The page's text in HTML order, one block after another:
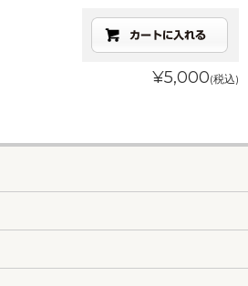
¥5,000(税込)